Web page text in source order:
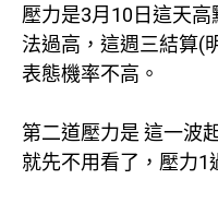
壓力是3月10日這天
法過高，這週三結算(
表態機率不高。
第二道壓力是 這一波
就先不用看了，壓力1